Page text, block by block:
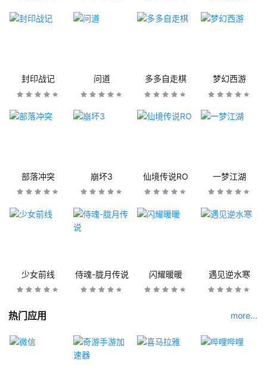
封印战记 问道 多多自走棋 梦幻西游
部落冲突 崩坏3 仙境传说RO 一梦江湖
少女前线 侍魂-胧月传说 闪耀暖暖 遇见逆水寒
热门应用 more...